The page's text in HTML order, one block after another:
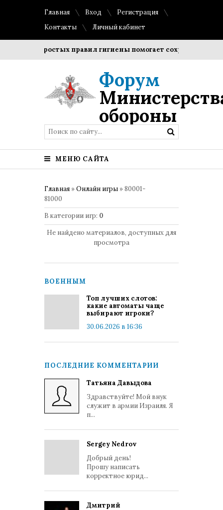
Главная Вход
Регистрация
Контакты
Личный кабинет
простых правил гигиены помогает сохранить
Форум
обороны
МЕНЮ САЙТА
Главная »Онлайн игры » 80001-
81000
В категории игр: 0
Не найдено материалов, доступных для
просмотра
ВОЕННЫМ
Топ лучших слотов:
какие автоматы чаще
выбирают игроки?
30.06.2026 в 16:36
ПОСЛЕДНИЕ КОММЕНТАРИИ
Татьяна Давыдова
Здравствуйте! Мой внук
служит в армии Израиля. Я
п...
Sergey Nedrov
Добрый день!
Прошу написать
корректное юрид...
Дмитрий